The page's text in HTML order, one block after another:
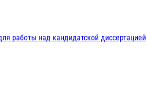
работы над кандидатской диссертацией